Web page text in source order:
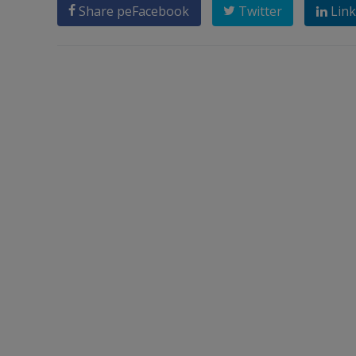
Share peFacebook Twitter